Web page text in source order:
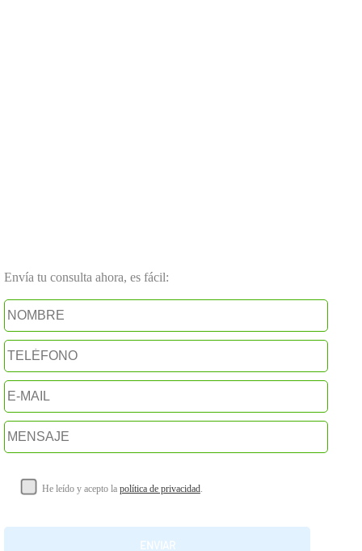
Envía tu consulta ahora, es fácil:
He leído y acepto la política de privacidad.